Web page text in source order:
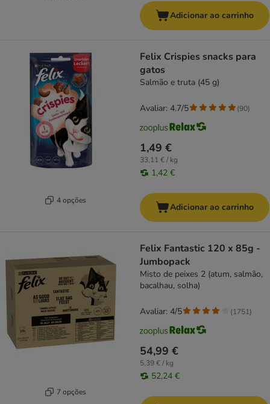
Adicionar ao carrinho
4 opções
Felix Crispies snacks para
gatos
Salmão e truta (45 g)
1,49 €
33,11 € / kg
1,42 €
Avaliar: 4.7/5 (90)
Adicionar ao carrinho
7 opções
Felix Fantastic 120 x 85g -
Jumbopack
Misto de peixes 2 (atum, salmão,
bacalhau, solha)
54,99 €
5,39 € / kg
52,24 €
Avaliar: 4/5 (1751)